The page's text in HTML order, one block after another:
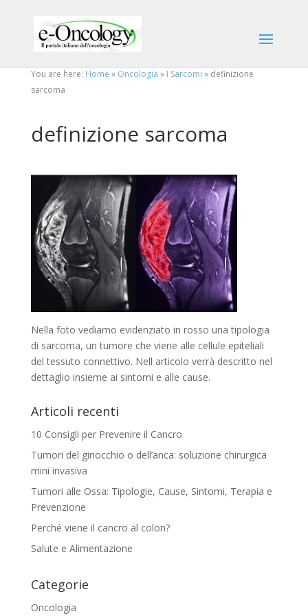
You are here: Home » Oncologia » I Sarcomi » definizione
sarcoma
definizione sarcoma
Nella foto vediamo evidenziato in rosso una tipologia
di sarcoma, un tumore che viene alle cellule epiteliali
del tessuto connettivo. Nell articolo verrà descritto nel
dettaglio insieme ai sintomi e alle cause.
Articoli recenti
10 Consigli per Prevenire il Cancro
Tumori del ginocchio o dell’anca: soluzione chirurgica
mini invasiva
Tumori alle Ossa: Tipologie, Cause, Sintomi, Terapia e
Prevenzione
Perché viene il cancro al colon?
Salute e Alimentazione
Categorie
Oncologia